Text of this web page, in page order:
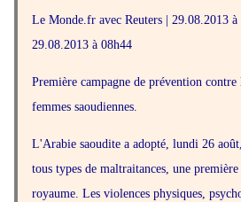
Le Monde.fr avec Reuters | 29.08.2013
29.08.2013 à 08h44
Première campagne de prévention
femmes saoudiennes.
L'Arabie saoudite a adopté, lundi 26
tous types de maltraitances, une
royaume. Les violences physiques,